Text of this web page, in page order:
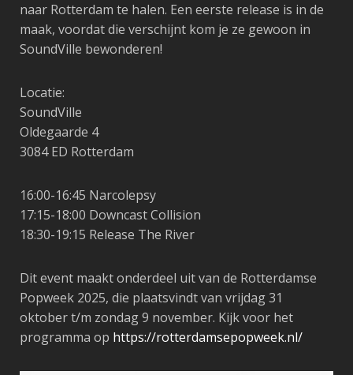
naar Rotterdam te halen. Een eerste release is in de
maak, voordat die verschijnt kom je ze gewoon in
SoundVille bewonderen!
Locatie:
SoundVille
Oldegaarde 4
3084 ED Rotterdam
16:00-16:45 Narcolepsy
17:15-18:00 Downcast Collision
18:30-19:15 Release The River
Dit event maakt onderdeel uit van de Rotterdamse
Popweek 2025, die plaatsvindt van vrijdag 31
oktober t/m zondag 9 november. Kijk voor het
programma op https://rotterdamsepopweek.nl/